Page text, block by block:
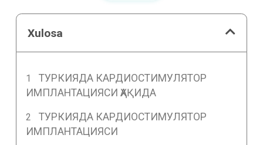
Xulosa
ТУРКИЯДА КАРДИОСТИМУЛЯТОР
ИМПЛАНТАЦИЯСИ ҲАҚИДА
ТУРКИЯДА КАРДИОСТИМУЛЯТОР
ИМПЛАНТАЦИЯСИ